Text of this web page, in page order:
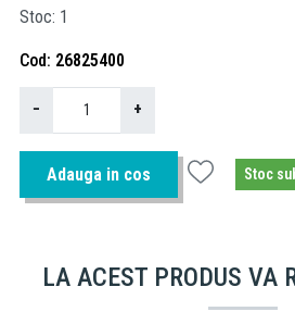
Stoc 1
Cod 26825400
− +
Adauga in cos Stoc
LA ACEST PRODUS VA